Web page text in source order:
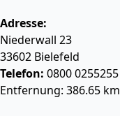
Adresse:
Niederwall 23
33602 Bielefeld
Telefon: 0800 0255255
Entfernung: 386.65 km